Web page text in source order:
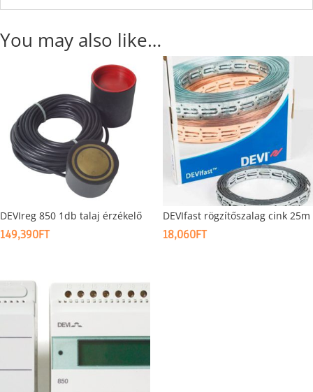
You may also like…
DEVIreg 850 1db talaj érzékelő
149,390FT
DEVIfast rögzítőszalag cink 25m
18,060FT